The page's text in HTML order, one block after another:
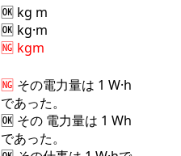
🆗 kg m
🆗 kg·m
🆖 kgm
🆖 その電力量は 1 W·h
であった。
🆗 その 電力量は 1 Wh
であった。